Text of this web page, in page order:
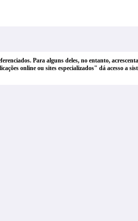
Para alguns deles, no entanto,
online ou sites especializados" dá acesso a